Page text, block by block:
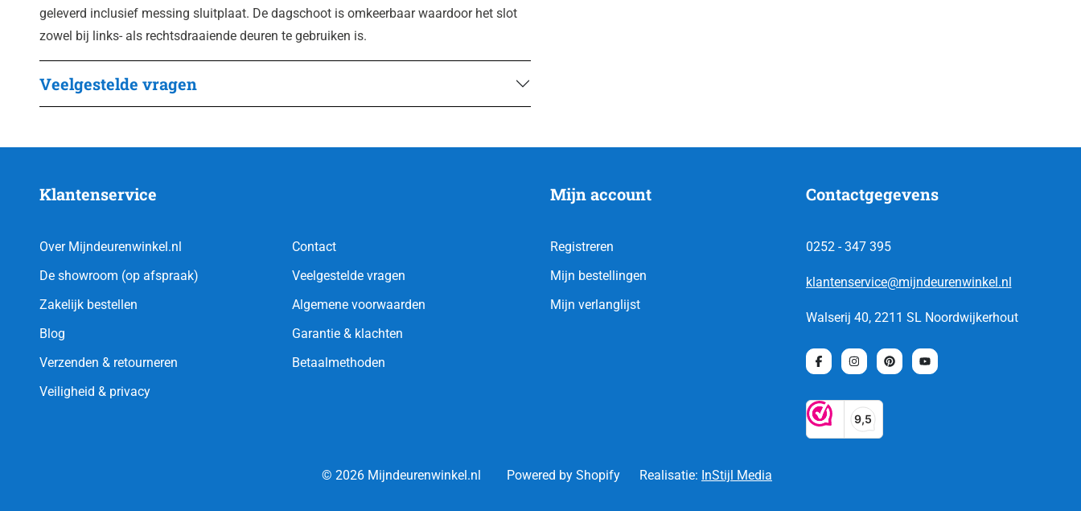
geleverd inclusief messing sluitplaat. De dagschoot is omkeerbaar waardoor het slot
zowel bij links- als rechtsdraaiende deuren te gebruiken is.
Veelgestelde vragen
Klantenservice
Over Mijndeurenwinkel.nl
De showroom (op afspraak)
Zakelijk bestellen
Blog
Verzenden & retourneren
Veiligheid & privacy
Contact
Veelgestelde vragen
Algemene voorwaarden
Garantie & klachten
Betaalmethoden
Mijn account
Registreren
Mijn bestellingen
Mijn verlanglijst
Contactgegevens
0252 - 347 395
klantenservice@mijndeurenwinkel.nl
Walserij 40, 2211 SL Noordwijkerhout
© 2026 Mijndeurenwinkel.nl Powered by Shopify Realisatie: InStijl Media